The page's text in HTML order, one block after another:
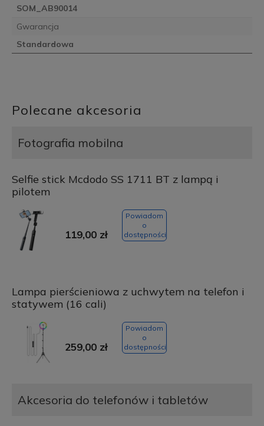
SOM_AB90014
Gwarancja
Standardowa
Polecane akcesoria
Fotografia mobilna
Selfie stick Mcdodo SS 1711 BT z lampą i
pilotem
119,00 zł
Powiadom
o
dostępności
Lampa pierścieniowa z uchwytem na telefon i
statywem (16 cali)
259,00 zł
Powiadom
o
dostępności
Akcesoria do telefonów i tabletów